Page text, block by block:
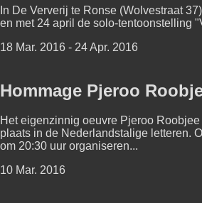
In De Ververij te Ronse (Wolvestraat
en met 24 april de solo-tentoonstelling
18 Mar. 2016 - 24 Apr. 2016
Hommage Pjeroo
Het eigenzinnig oeuvre Pjeroo
plaats in de Nederlandstalige letteren.
om 20:30 uur organiseren...
10 Mar. 2016